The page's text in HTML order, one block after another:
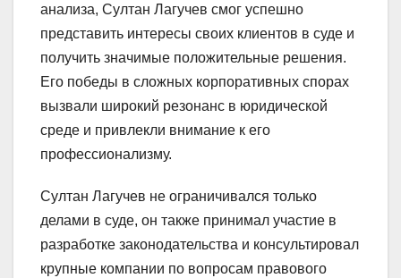
анализа, Султан Лагучев смог успешно
представить интересы своих клиентов в суде и
получить значимые положительные решения.
Его победы в сложных корпоративных спорах
вызвали широкий резонанс в юридической
среде и привлекли внимание к его
профессионализму.
Султан Лагучев не ограничивался только
делами в суде, он также принимал участие в
разработке законодательства и консультировал
крупные компании по вопросам правового